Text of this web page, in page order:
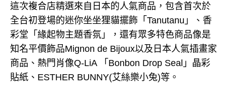
這次複合店精選來自日本的人氣商品，包含首次於
全台初登場的迷你坐坐狸貓擺飾「Tanutanu」、香
彩堂「緣起物主題香氛」，還有眾多特色商品像是
知名平價飾品Mignon de Bijoux以及日本人氣插畫家
商品、熱門肖像Q-LiA 「Bonbon Drop Seal」晶彩
貼紙、ESTHER BUNNY(艾絲樂小兔)等。